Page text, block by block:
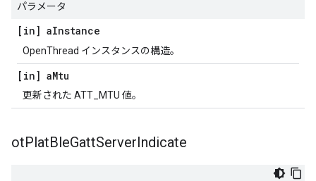
パラメータ
[in] aInstance
OpenThread インスタンスの構造。
[in] aMtu
更新された ATT_MTU 値。
otPlatBleGattServerIndicate